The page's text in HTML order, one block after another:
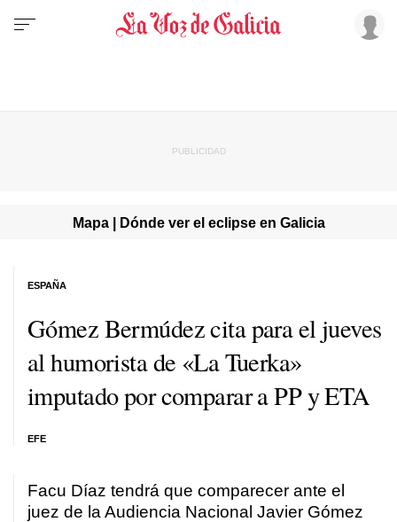
Mapa | Dónde ver el eclipse en Galicia
Gómez Bermúdez cita para el jueves
al humorista de «La Tuerka»
imputado por comparar a PP y ETA
EFE
ESPAÑA
Facu Díaz tendrá que comparecer ante el
juez de la Audiencia Nacional Javier Gómez